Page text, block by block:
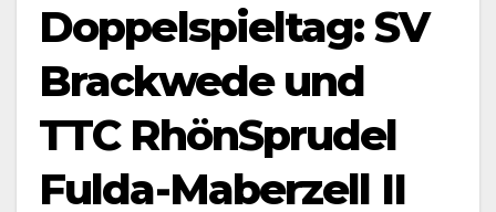
Doppelspieltag: SV
Brackwede und
TTC RhönSprudel
Fulda-Maberzell II